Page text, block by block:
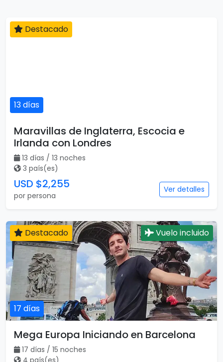
13 días
Destacado
Maravillas de Inglaterra, Escocia e
Irlanda con Londres
13 días / 13 noches
3 país(es)
USD $2,255
por persona
Ver detalles
17 días
Destacado Vuelo incluido
Mega Europa Iniciando en Barcelona
17 días / 15 noches
4 país(es)